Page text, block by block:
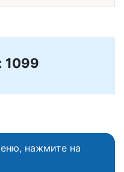
1099
нажмите на